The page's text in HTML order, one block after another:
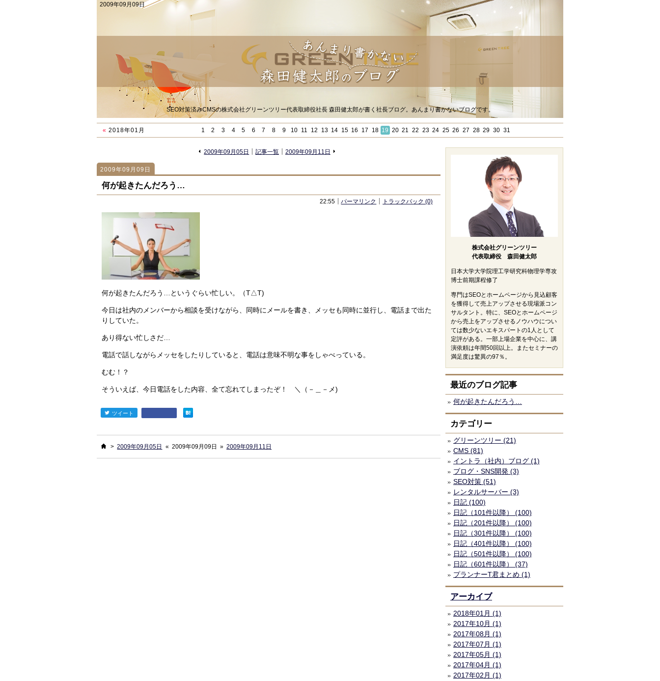
2009年09月09日
SEO対策済みCMSの株式会社グリーンツリー代表取締役社長 森田健太郎が書く社長ブログ。あんまり書かないブログです。
«2018年01月 1 2 3 4 5 6 7 8 9 10 11 12 13 14 15 16 17 18 19 20 21 22 23 24 25 26 27 28 29 30 31
«
2009年09月05日 記事一覧 2009年09月11日
2009年09月09日
何が起きたんだろう…
22:55
828
パーマリンク
828
トラックバック (0)
何が起きたんだろう…というぐらい忙しい。（T△T)
今日は社内のメンバーから相談を受けながら、同時にメールを書き、メッセも同時に並行し、電話まで出た
りしていた。
あり得ない忙しさだ…
電話で話しながらメッセをしたりしていると、電話は意味不明な事をしゃべっている。
むむ！？
そういえば、今日電話をした内容、全て忘れてしまったぞ！ ＼（－＿－メ)
entry828
ツイート
ホーム
> 2009年09月05日 « 2009年09月09日 » 2009年09月11日
株式会社グリーンツリー
代表取締役 森田健太郎
日本大学大学院理工学研究科物理学専攻
博士前期課程修了
専門はSEOとホームページから見込顧客
を獲得して売上アップさせる現場派コン
サルタント。特に、SEOとホームページ
から売上をアップさせるノウハウについ
ては数少ないエキスパートの1人として
定評がある。一部上場企業を中心に、講
演依頼は年間50回以上。またセミナーの
満足度は驚異の97％。
最近のブログ記事
何が起きたんだろう…
カテゴリー
グリーンツリー (21)
CMS (81)
イントラ（社内）ブログ (1)
ブログ・SNS開発 (3)
SEO対策 (51)
レンタルサーバー (3)
日記 (100)
日記（101件以降） (100)
日記（201件以降） (100)
日記（301件以降） (100)
日記（401件以降） (100)
日記（501件以降） (100)
日記（601件以降） (37)
プランナーT君まとめ (1)
アーカイブ
2018年01月 (1)
2017年10月 (1)
2017年08月 (1)
2017年07月 (1)
2017年05月 (1)
2017年04月 (1)
2017年02月 (1)